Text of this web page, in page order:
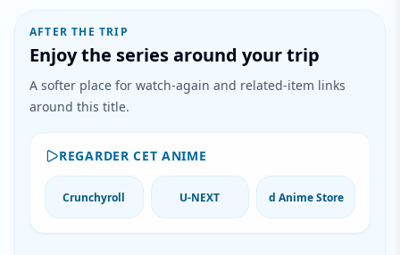
AFTER THE TRIP
Enjoy the series around your trip
A softer place for watch-again and related-item links
around this title.
REGARDER CET ANIME
Crunchyroll U-NEXT d Anime Store